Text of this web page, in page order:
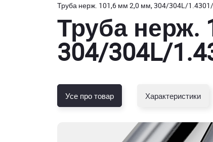
Труба нерж. 101,6 мм 2,0 мм, 304/304L/
Труба нерж.
304/304L/
Усе про товар Характеристики